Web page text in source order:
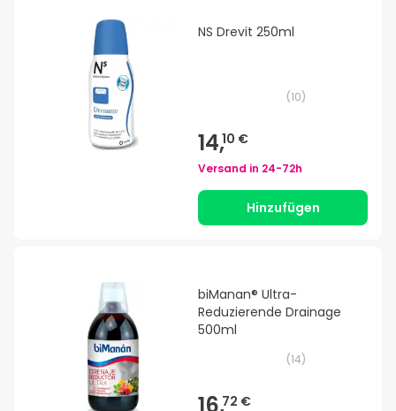
NS Drevit 250ml
(10)
14,10 €
Versand in 24-72h
Hinzufügen
biManan® Ultra-
Reduzierende Drainage
500ml
(14)
72 €